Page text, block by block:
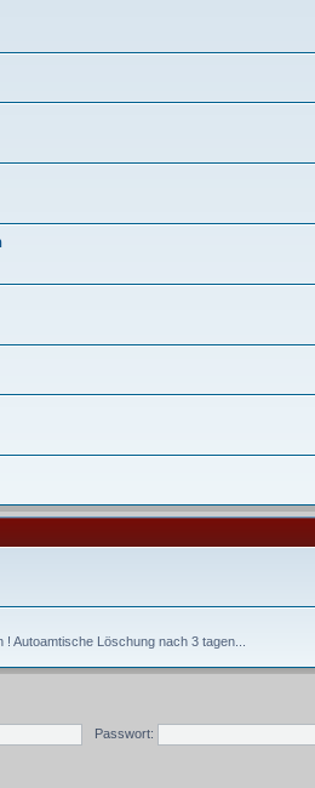
Autoamtische Löschung nach 3 tagen...
Passwort: